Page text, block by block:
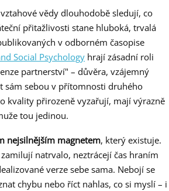
vědy dlouhodobě sledují, co
přitažlivosti stane hluboká, trvalá
v odborném časopise
Social Psychology hrají zásadní roli
partnerství" – důvěra, vzájemný
sám sebou v přítomnosti druhého
kvality přirozeně vyzařují, mají výrazně
tou jedinou.
nejsilnějším magnetem, který existuje.
natrvalo, neztrácejí čas hraním
verze sebe sama. Nebojí se
chybu nebo říct nahlas, co si myslí – i